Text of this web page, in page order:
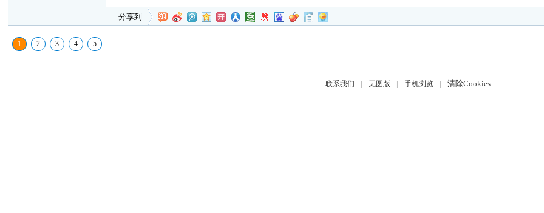
分享到
1 2 3 4 5
联系我们 | 无图版 | 手机浏览 | 清除Cookies